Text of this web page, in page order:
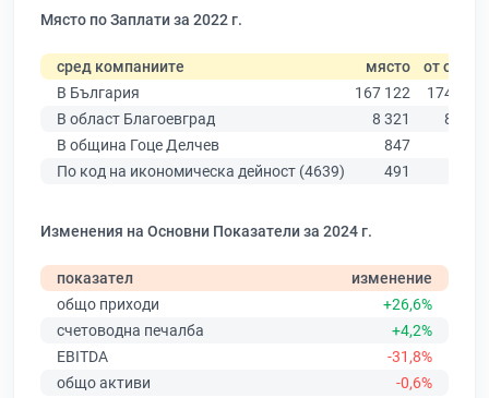
Място по Заплати за 2022 г.
сред компаниите място
от общо
В България
167 122
174 403
В област Благоевград
8 321
8 826
В община Гоце Делчев
847
По код на икономическа дейност (4639)
491
Изменения на Основни Показатели за 2024 г.
показател
изменение
общо приходи
+26,6%
счетоводна печалба
+4,2%
EBITDA
-31,8%
общо активи
-0,6%